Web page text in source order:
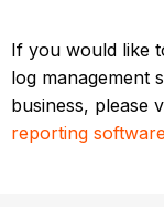
If you would like
log management
business, please
reporting